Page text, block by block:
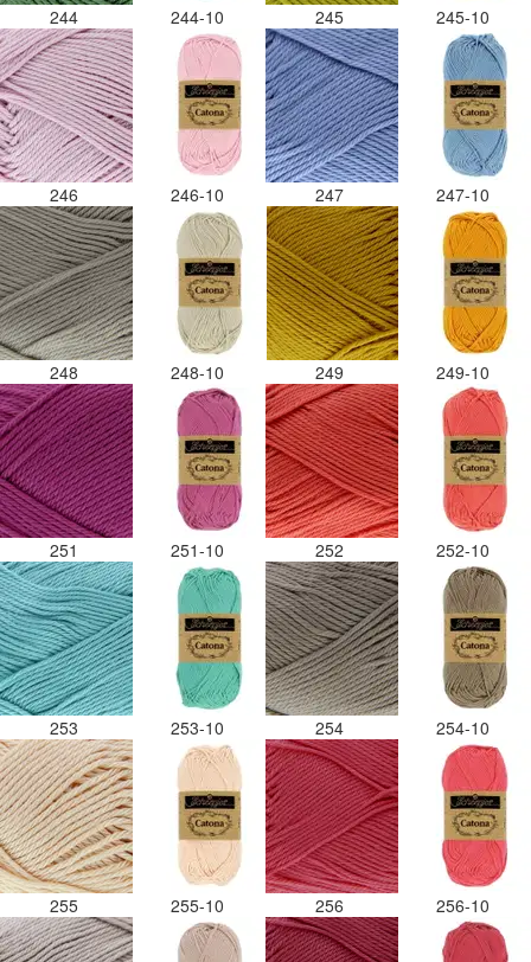
244 244-10 245 245-10
246 246-10 247 247-10
248 248-10 249 249-10
251 251-10 252 252-10
253 253-10 254 254-10
255 255-10 256 256-10